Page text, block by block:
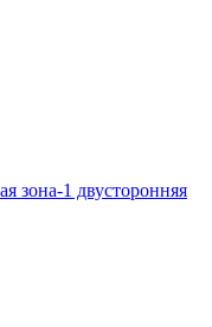
1 двусторонняя